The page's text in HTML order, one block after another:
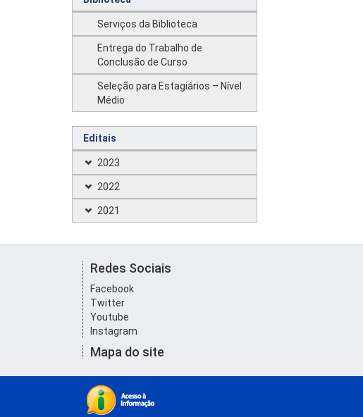
Serviços da Biblioteca
Entrega do Trabalho de
Conclusão de Curso
Seleção para Estagiários – Nível
Médio
Editais
2023
2022
2021
Redes Sociais
Facebook
Twitter
Youtube
Instagram
Mapa do site